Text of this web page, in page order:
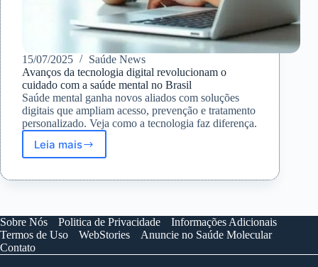
15/07/2025
Saúde News
Avanços da tecnologia digital revolucionam o
cuidado com a saúde mental no Brasil
Saúde mental ganha novos aliados com soluções
digitais que ampliam acesso, prevenção e tratamento
personalizado. Veja como a tecnologia faz diferença.
Leia maisAvanços
tecnologia
o
cuidado
a
Sobre Nós Politica de Privacidade
Informações Adicionais
Termos de Uso
WebStories
Anuncie no Saúde Molecular
Contato